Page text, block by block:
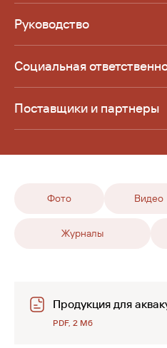
Руководство
Социальная
Поставщики и партнеры
Фото Видео
Журналы
Продукция для
PDF, 2 Мб